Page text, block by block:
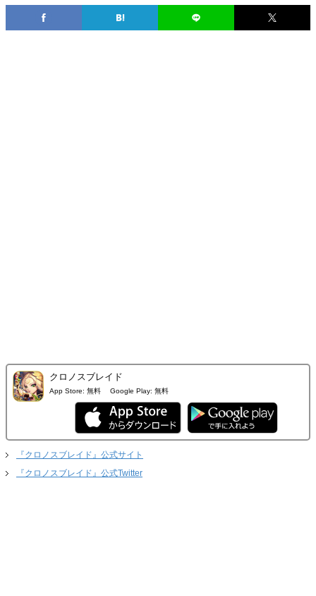
クロノスブレイド
App Store: 無料 Google Play: 無料
『クロノスブレイド』公式サイト
『クロノスブレイド』公式Twitter